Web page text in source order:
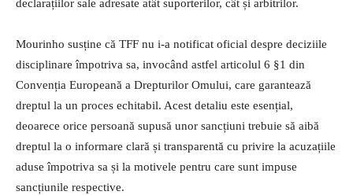
declarațiilor sale adresate atât suporterilor, cât și arbitrilor.
Mourinho susține că TFF nu i-a notificat oficial despre deciziile
disciplinare împotriva sa, invocând astfel articolul 6 §1 din
Convenția Europeană a Drepturilor Omului, care garantează
dreptul la un proces echitabil. Acest detaliu este esențial,
deoarece orice persoană supusă unor sancțiuni trebuie să aibă
dreptul la o informare clară și transparentă cu privire la acuzațiile
aduse împotriva sa și la motivele pentru care sunt impuse
sancțiunile respective.